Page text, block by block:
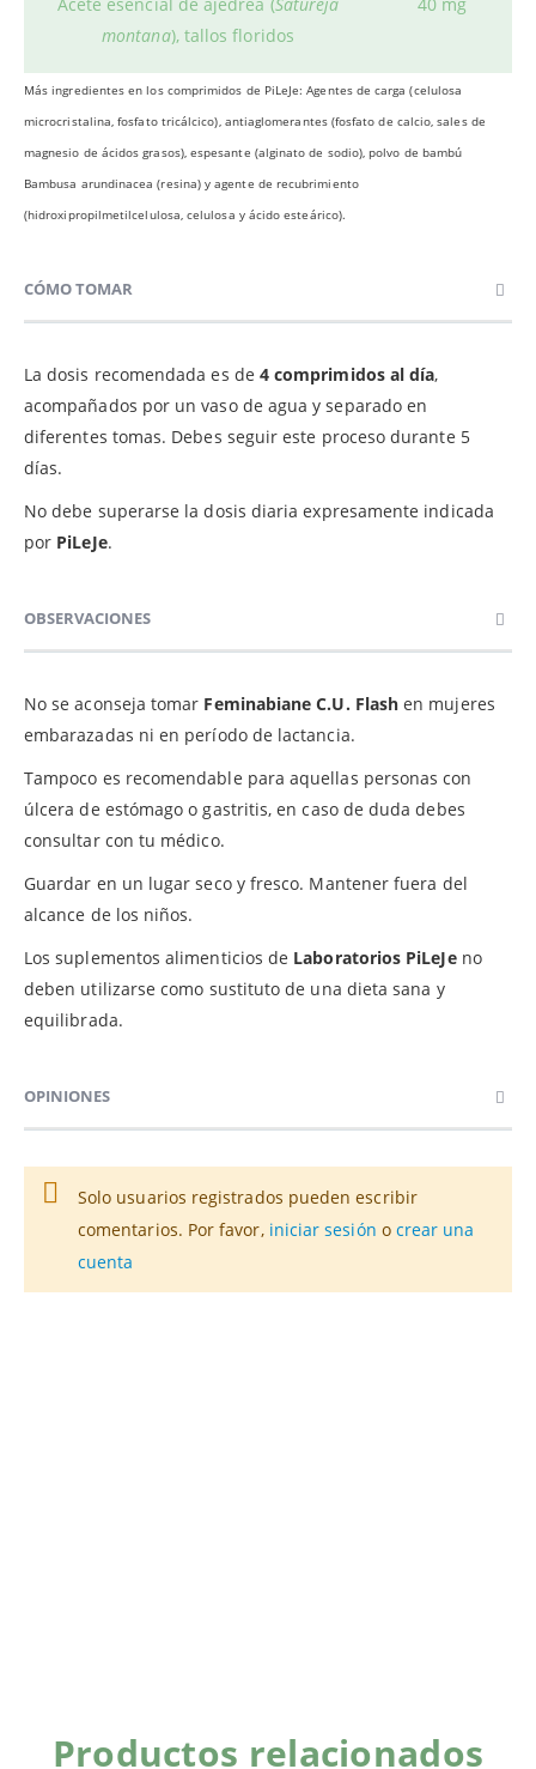
montana), tallos floridos
Más ingredientes en los comprimidos de PiLeJe: Agentes de carga (celulosa
microcristalina, fosfato tricálcico), antiaglomerantes (fosfato de calcio, sales de
magnesio de ácidos grasos), espesante (alginato de sodio), polvo de bambú
Bambusa arundinacea (resina) y agente de recubrimiento
(hidroxipropilmetilcelulosa, celulosa y ácido esteárico).
CÓMO TOMAR
La dosis recomendada es de 4 comprimidos al día,
acompañados por un vaso de agua y separado en
diferentes tomas. Debes seguir este proceso durante 5
días.
No debe superarse la dosis diaria expresamente indicada
por PiLeJe.
OBSERVACIONES
No se aconseja tomar Feminabiane C.U. Flash en mujeres
embarazadas ni en período de lactancia.
Tampoco es recomendable para aquellas personas con
úlcera de estómago o gastritis, en caso de duda debes
consultar con tu médico.
Guardar en un lugar seco y fresco. Mantener fuera del
alcance de los niños.
Los suplementos alimenticios de Laboratorios PiLeJeno
deben utilizarse como sustituto de una dieta sana y
equilibrada.
OPINIONES
Solo usuarios registrados pueden escribir
comentarios. Por favor, iniciar sesión o crear una
cuenta
Productos relacionados